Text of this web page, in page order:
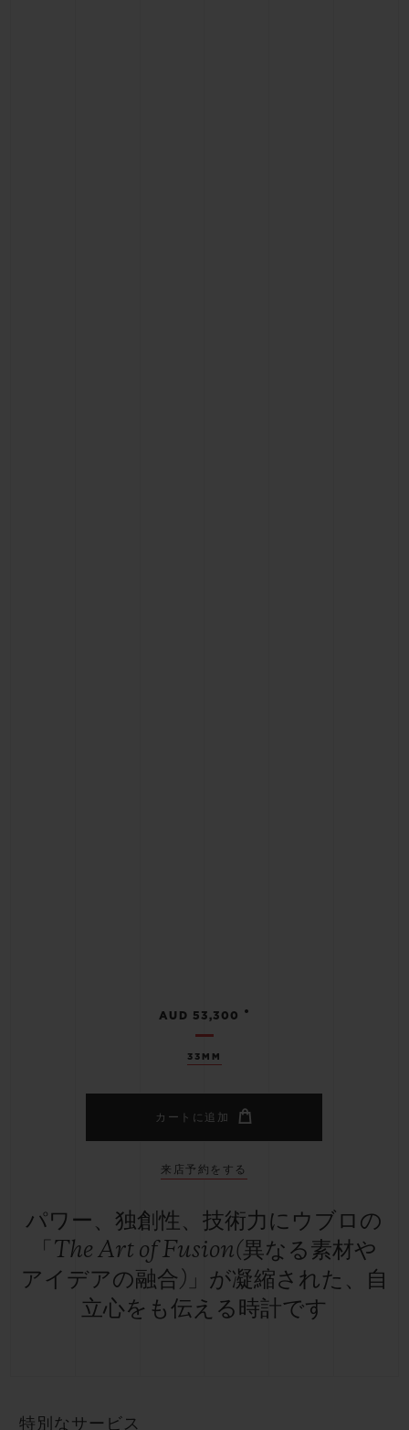
33MM
AUD 53,300 •
カートに追加
来店予約をする
パワー、独創性、技術力にウブロの
「The Art of Fusion(異なる素材や
アイデアの融合)」が凝縮された、自
立心をも伝える時計です
特別なサービス